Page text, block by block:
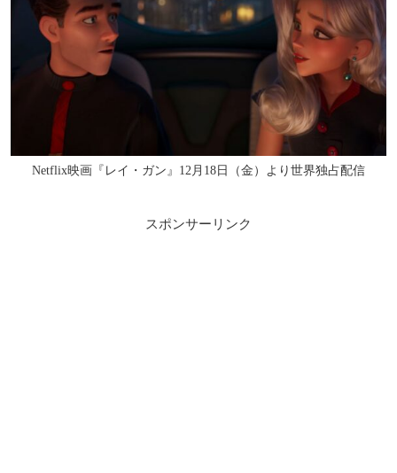
Netflix映画『レイ・ガン』12月18日（金）より世界独占配信
スポンサーリンク